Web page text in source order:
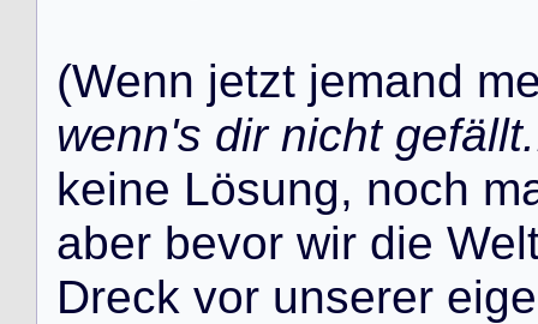
(Wenn jetzt jemand m
wenn's dir nicht
keine Lösung, noch m
aber bevor wir die Wel
Dreck vor unserer eige